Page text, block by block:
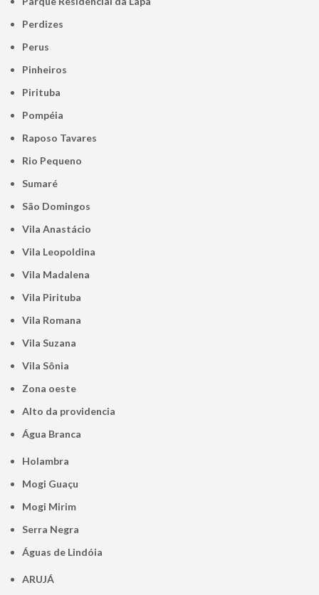
Perdizes
Perus
Pinheiros
Pirituba
Pompéia
Raposo Tavares
Rio Pequeno
Sumaré
São Domingos
Vila Anastácio
Vila Leopoldina
Vila Madalena
Vila Pirituba
Vila Romana
Vila Suzana
Vila Sônia
Zona oeste
alto da providencia
Água Branca
Holambra
Mogi Guaçu
Mogi Mirim
Serra Negra
Águas de Lindóia
ARUJÁ